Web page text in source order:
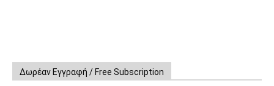
Δωρέαν Εγγραφή / Free Subscription